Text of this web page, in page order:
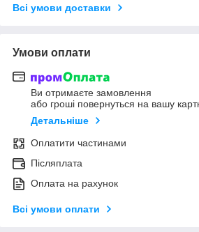
Всі умови доставки
Умови оплати
Ви отримаєте замовлення
або гроші повернуться на вашу
Детальніше
Оплатити частинами
Післяплата
Оплата на рахунок
Всі умови оплати